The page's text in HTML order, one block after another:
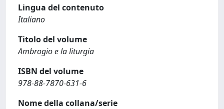
Lingua del contenuto
Italiano
Titolo del volume
Ambrogio e la liturgia
ISBN del volume
978-88-7870-631-6
Nome della collana/serie